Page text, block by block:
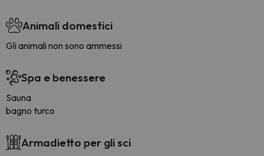
Animali domestici
Gli animali non sono ammessi
Spa e benessere
Sauna
bagno turco
Armadietto per gli sci